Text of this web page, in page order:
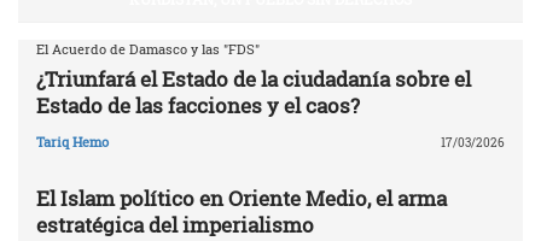
El Acuerdo de Damasco y las "FDS"
¿Triunfará el Estado de la ciudadanía sobre el
Estado de las facciones y el caos?
Tariq Hemo 17/03/2026
El Islam político en Oriente Medio, el arma
estratégica del imperialismo